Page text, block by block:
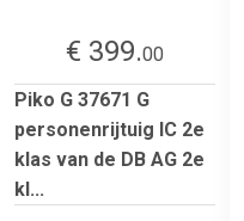
€ 399.00
Piko G 37671 G
personenrijtuig IC 2e
klas van de DB AG 2e
kl...